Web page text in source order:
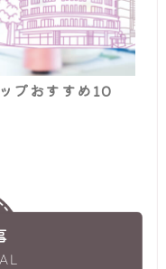
プおすすめ10